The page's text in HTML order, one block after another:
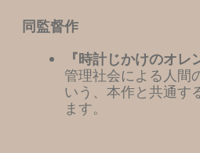
同監督作
『時計じかけのオレ
管理社会による人間
いう、本作と共通す
ます。